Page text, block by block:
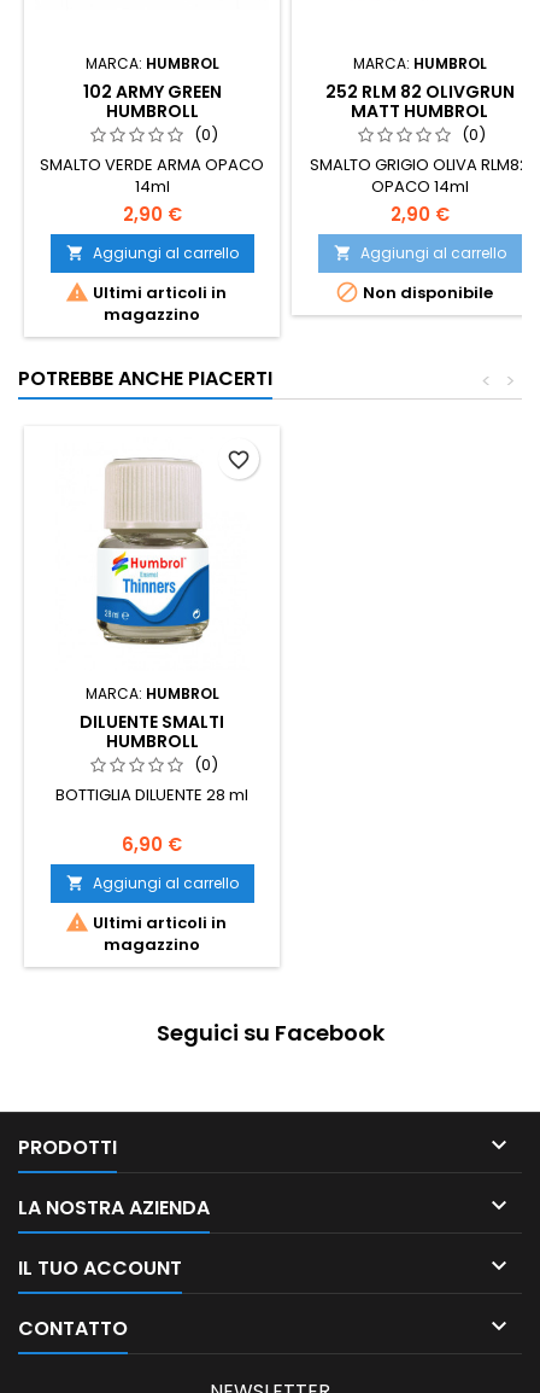
MARCA: HUMBROL
102 ARMY GREEN
HUMBROLL
(0)
SMALTO VERDE ARMA OPACO
14ml
2,90 €
 Aggiungi al carrello
 Ultimi articoli in
magazzino
MARCA: HUMBROL
252 RLM 82 OLIVGRUN
MATT HUMBROL
(0)
SMALTO GRIGIO OLIVA RLM82
OPACO 14ml
2,90 €
 Aggiungi al carrello
 Non disponibile
POTREBBE ANCHE PIACERTI >
<
MARCA: HUMBROL
DILUENTE SMALTI
HUMBROLL
(0)
BOTTIGLIA DILUENTE 28 ml
6,90 €
 Aggiungi al carrello
 Ultimi articoli in
magazzino
favorite_border
Seguici su Facebook
PRODOTTI 
LA NOSTRA AZIENDA 
IL TUO ACCOUNT 
CONTATTO 